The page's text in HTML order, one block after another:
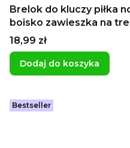
Brelok do kluczy piłka
boisko zawieszka na
chłopaka Dzień
Cena
18,99 zł
Dodaj do koszyka
Bestseller